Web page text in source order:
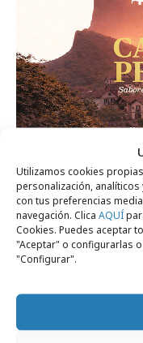
Utilizamos cookies
personalización,
con tus preferencias
navegación. Clica AQUÍ
Cookies. Puedes aceptar
"Aceptar" o configurarlas
"Configurar".
domingo, 26 de abril 2026
"El Castillo
sonora de
Campañas